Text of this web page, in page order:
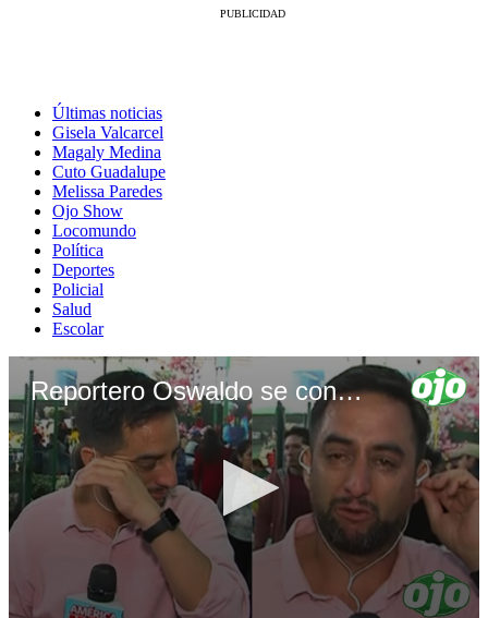
Últimas noticias
Gisela Valcarcel
Magaly Medina
Cuto Guadalupe
Melissa Paredes
Ojo Show
Locomundo
Política
Deportes
Policial
Salud
Escolar
Reportero Oswaldo se conmueve al hablar de su mamá que vive en Chile